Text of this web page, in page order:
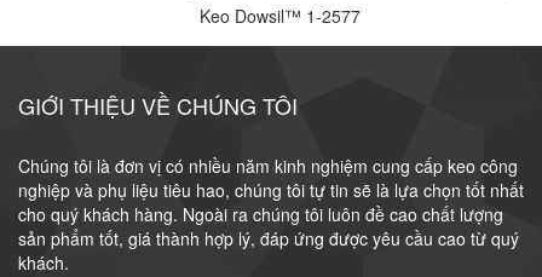
Keo Dowsil™ 1-2577
GIỚI THIỆU VỀ CHÚNG TÔI
Chúng tôi là đơn vị có nhiều năm kinh nghiệm cung cấp keo công
nghiệp và phụ liệu tiêu hao, chúng tôi tự tin sẽ là lựa chọn tốt nhất
cho quý khách hàng. Ngoài ra chúng tôi luôn đề cao chất lượng
sản phẩm tốt, giá thành hợp lý, đáp ứng được yêu cầu cao từ quý
khách.